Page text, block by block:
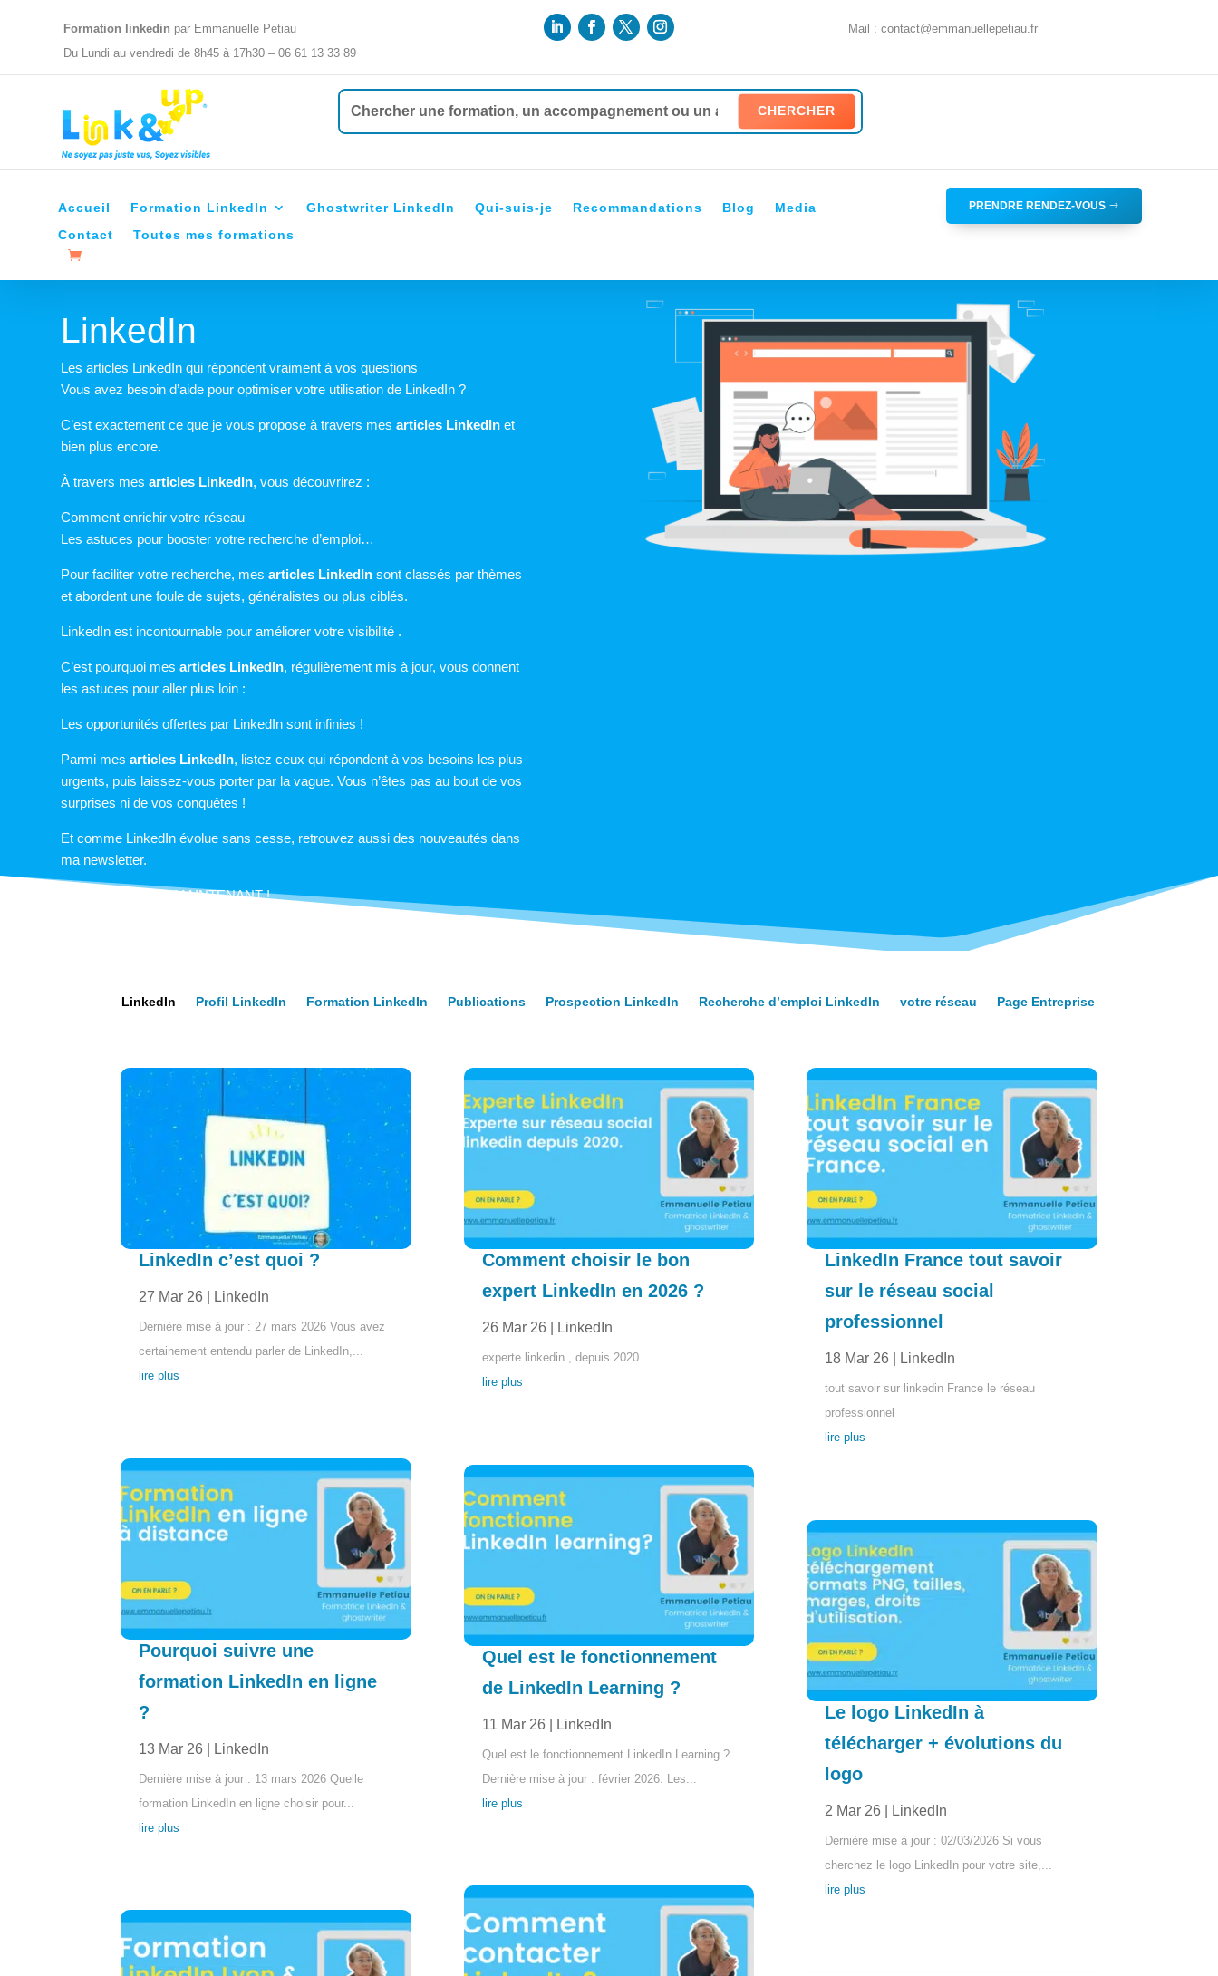
Formation linkedin par Emmanuelle Petiau
Du Lundi au vendredi de 8h45 à 17h30 – 06 61 13 33 89
Mail : contact@emmanuellepetiau.fr
Accueil Formation LinkedIn Ghostwriter LinkedIn Qui-suis-je Recommandations Blog
Media
Contact
Toutes mes formations
PRENDRE RENDEZ-VOUS
LinkedIn
Les articles LinkedIn qui répondent vraiment à vos questions
Vous avez besoin d’aide pour optimiser votre utilisation de LinkedIn ?
C’est exactement ce que je vous propose à travers mesarticles LinkedIn et
bien plus encore.
À travers mesarticles LinkedIn, vous découvrirez :
Comment enrichir votre réseau
Les astuces pour booster votre recherche d’emploi…
Pour faciliter votre recherche, mesarticles LinkedIn sont classés par thèmes
et abordent une foule de sujets, généralistes ou plus ciblés.
LinkedIn est incontournable pour améliorer votre visibilité .
C’est pourquoi mesarticles LinkedIn, régulièrement mis à jour, vous donnent
les astuces pour aller plus loin :
Les opportunités offertes par LinkedIn sont infinies !
Parmi mesarticles LinkedIn, listez ceux qui répondent à vos besoins les plus
urgents, puis laissez-vous porter par la vague. Vous n’êtes pas au bout de vos
surprises ni de vos conquêtes !
Et comme LinkedIn évolue sans cesse, retrouvez aussi des nouveautés dans
ma newsletter.
ABONNEZ-VOUS MAINTENANT !
LinkedIn Profil LinkedIn Formation LinkedIn Publications Prospection LinkedIn Recherche d’emploi LinkedIn votre réseau Page Entreprise
LinkedIn c’est quoi ?
27 Mar 26 LinkedIn
Dernière mise à jour : 27 mars 2026 Vous avez
certainement entendu parler de LinkedIn,...
lire plus
Pourquoi suivre une
formation LinkedIn en ligne
?
13 Mar 26 LinkedIn
Dernière mise à jour : 13 mars 2026 Quelle
formation LinkedIn en ligne choisir pour...
lire plus
Comment choisir le bon
expert LinkedIn en 2026 ?
26 Mar 26 LinkedIn
experte linkedin , depuis 2020
lire plus
Quel est le fonctionnement
de LinkedIn Learning ?
11 Mar 26 LinkedIn
Quel est le fonctionnement LinkedIn Learning ?
Dernière mise à jour : février 2026. Les...
lire plus
LinkedIn France tout savoir
sur le réseau social
professionnel
18 Mar 26 LinkedIn
tout savoir sur linkedin France le réseau
professionnel
lire plus
Le logo LinkedIn à
télécharger + évolutions du
logo
2 Mar 26 LinkedIn
Dernière mise à jour : 02/03/2026 Si vous
cherchez le logo LinkedIn pour votre site,...
lire plus